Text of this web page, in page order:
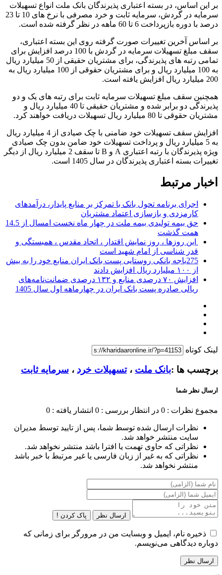
بر این اساس، در بسته اعتباری پذیرندگان بانک ملت انواع تسهیلات
سرمایه در گردش‏‏، سرمایه ثابت و خرد مصرفی با نرخ های 10 تا 23
درصد با دوره بازپرداخت 6 تا 60 ماهه در نظر گرفته شده است.
بر اساس آخرین تغییرات صورت گرفته روی این بسته اعتباری،
سقف مبلغ تسهیلات سرمایه در گردش با 100 درصد افزایش برای
تمامی رتبه های پذیرندگی، برای مشتریان حقیقی از 50 میلیارد ریال
به 100 میلیارد ریال و برای مشتریان حقوقی از 100 میلیارد ریال به
200 میلیارد ریال افزایش یافته است.
همچنین سقف مبلغ تسهیلات سرمایه ثابت برای رتبه های یک و دو
پذیرندگی دو برابر شده و مشتریان حقیقی تا 40 میلیارد ریال و
مشتریان حقوقی تا 80 میلیارد ریال تسهیلات دریافت خواهند کرد.
افزایش سقف تسهیلات خود ضامنی با چک صیادی از 4 میلیارد ریال
به 5 میلیارد ریال و پرداخت تسهیلات خود ضامن بدون چک صیادی
ویژه پذیرندگان با رتبه اعتباری A و B تا سقف 2 میلیارد ریال از دیگر
تغییرات بسته اعتباری پذیرندگان در سال 1405 است.
اخبار مرتبط
اجرای برنامه تحول بانک با تمرکز بر منابع پایدار، درآمدهای
کارمزدی و بازسازی اعتماد مشتریان
حق بیمه تولیدی بیمه ملت در چهار ماه نخست امسال از 14.5
همت گذشت
این روزها ، روز نمایش اقتدار ، اتحاد مقدس ، همبستگی و
قدر شناسی از امام شهید است
275باجه بانکی روستایی پست بانک ایران منابع خود را به بیش
از ۱۰۰ میلیارد ریال افزایش دادند
افزایش ۷۰ درصدی منابع و ۱۳۲ درصدی ضمانت‌نامه‌های
ریالی صادره پست بانک ایران در چهارماهه اول سال 1405
لینک کوتاه
برچسب ها :بانک ملت ،تسهیلات خرد ، سرمایه ثابت
ارسال نظر شما
مجموع نظرات : 0 در انتظار بررسی : 0 انتشار یافته : 0
نظرات ارسال شده توسط شما، پس از تایید توسط مدیران
سایت منتشر خواهد شد.
نظراتی که حاوی تهمت یا افترا باشد منتشر نخواهد شد.
نظراتی که به غیر از زبان فارسی یا غیر مرتبط با خبر باشد
منتشر نخواهد شد.
ارسال نظر پاک کردن !
ذخیره نام، ایمیل و وبسایت من در مرورگر برای زمانی که
دوباره دیدگاهی می‌نویسم.